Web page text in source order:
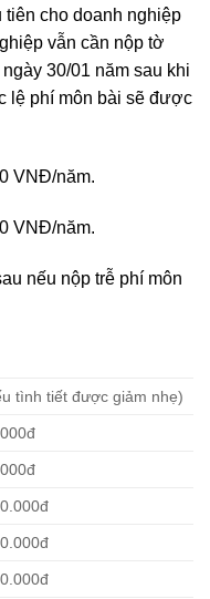
tiên cho doanh nghiệp
vẫn cần nộp tờ
30/01 năm sau khi
lệ phí môn bài sẽ được
VNĐ/năm.
VNĐ/năm.
nếu nộp trễ phí môn
tình tiết được giảm nhẹ)